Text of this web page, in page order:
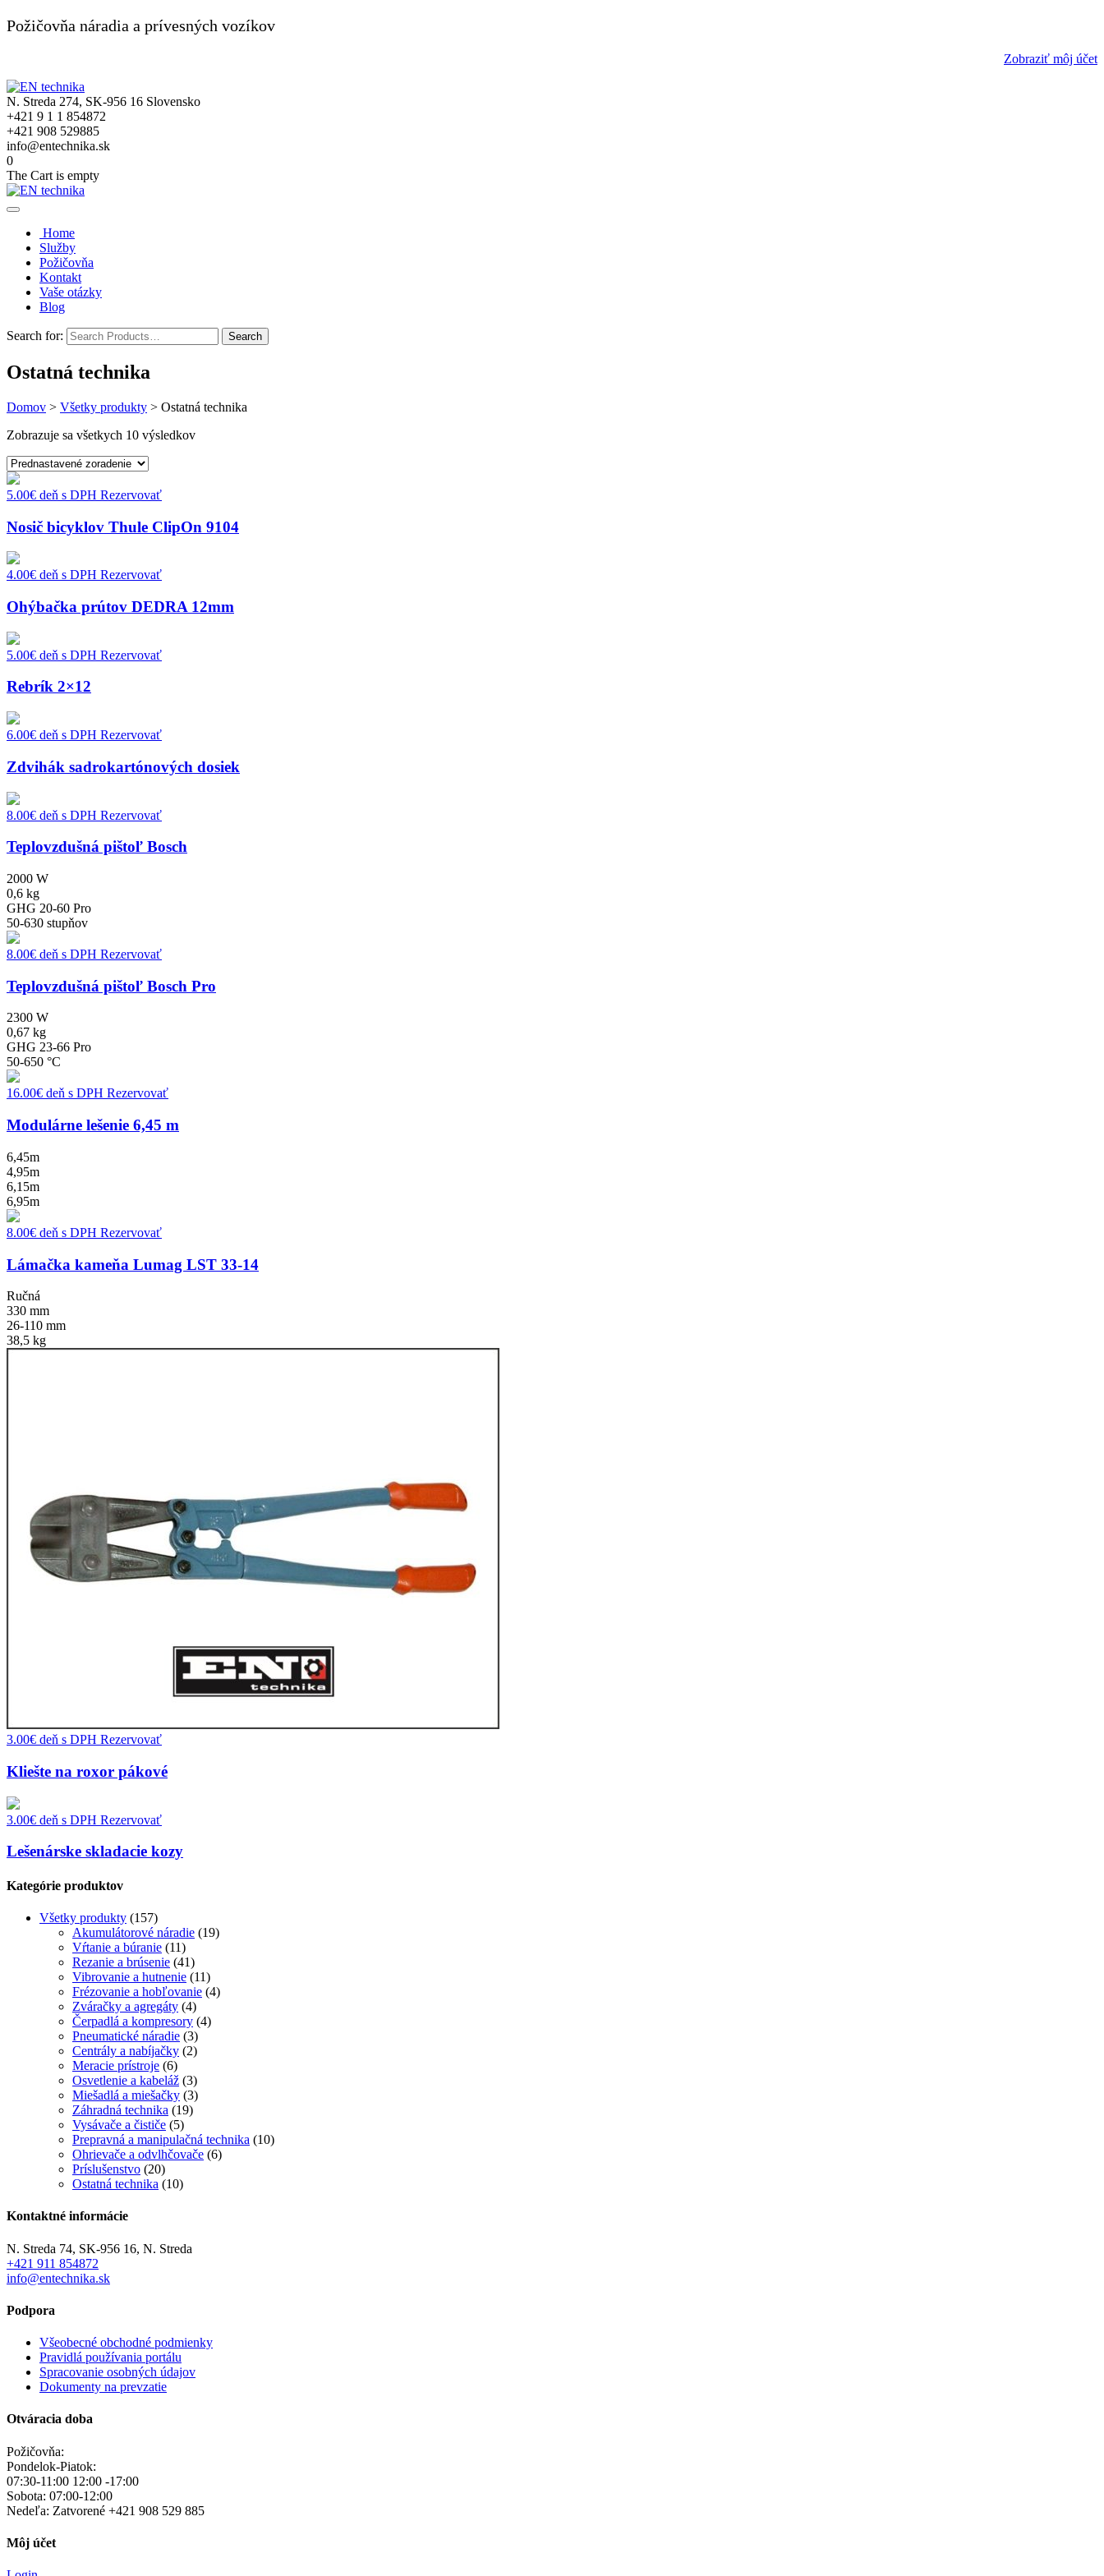
Požičovňa náradia a prívesných vozíkov
Zobraziť môj účet
N. Streda 274, SK-956 16 Slovensko
+421 9 1 1 854872
+421 908 529885
info@entechnika.sk
0
The Cart is empty
Home
Služby
Požičovňa
Kontakt
Vaše otázky
Blog
Search for:
Ostatná technika
Domov > Všetky produkty > Ostatná technika
Zobrazuje sa všetkych 10 výsledkov
5.00€ deň s DPH Rezervovať
Nosič bicyklov Thule ClipOn 9104
4.00€ deň s DPH Rezervovať
Ohýbačka prútov DEDRA 12mm
5.00€ deň s DPH Rezervovať
Rebrík 2×12
6.00€ deň s DPH Rezervovať
Zdvihák sadrokartónových dosiek
8.00€ deň s DPH Rezervovať
Teplovzdušná pištoľ Bosch
2000 W
0,6 kg
GHG 20-60 Pro
50-630 stupňov
8.00€ deň s DPH Rezervovať
Teplovzdušná pištoľ Bosch Pro
2300 W
0,67 kg
GHG 23-66 Pro
50-650 °C
16.00€ deň s DPH Rezervovať
Modulárne lešenie 6,45 m
6,45m
4,95m
6,15m
6,95m
8.00€ deň s DPH Rezervovať
Lámačka kameňa Lumag LST 33-14
Ručná
330 mm
26-110 mm
38,5 kg
3.00€ deň s DPH Rezervovať
Kliešte na roxor pákové
3.00€ deň s DPH Rezervovať
Lešenárske skladacie kozy
Kategórie produktov
Všetky produkty (157)
Akumulátorové náradie (19)
Vŕtanie a búranie (11)
Rezanie a brúsenie (41)
Vibrovanie a hutnenie (11)
Frézovanie a hobľovanie (4)
Zváračky a agregáty (4)
Čerpadlá a kompresory (4)
Pneumatické náradie (3)
Centrály a nabíjačky (2)
Meracie prístroje (6)
Osvetlenie a kabeláž (3)
Miešadlá a miešačky (3)
Záhradná technika (19)
Vysávače a čističe (5)
Prepravná a manipulačná technika (10)
Ohrievače a odvlhčovače (6)
Príslušenstvo (20)
Ostatná technika (10)
Kontaktné informácie
N. Streda 74, SK-956 16, N. Streda
+421 911 854872
info@entechnika.sk
Podpora
Všeobecné obchodné podmienky
Pravidlá používania portálu
Spracovanie osobných údajov
Dokumenty na prevzatie
Otváracia doba
Požičovňa:
Pondelok-Piatok:
07:30-11:00 12:00 -17:00
Sobota: 07:00-12:00
Nedeľa: Zatvorené +421 908 529 885
Môj účet